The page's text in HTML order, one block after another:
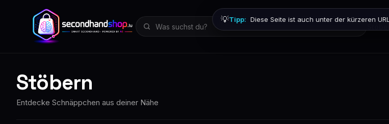
💡Tipp: Diese Seite ist auch unter der kürzeren URL
Stöbern
Entdecke Schnäppchen aus deiner Nähe